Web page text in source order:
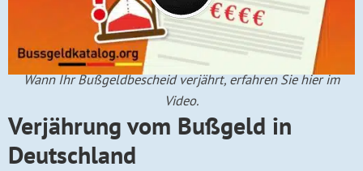
Wann Ihr Bußgeldbescheid verjährt, erfahren Sie hier im
Video.
Verjährung vom Bußgeld in
Deutschland